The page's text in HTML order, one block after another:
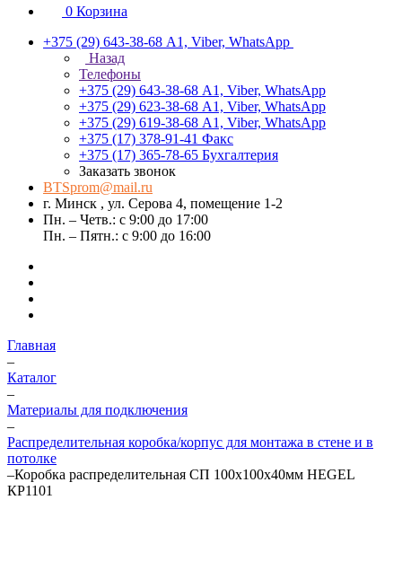
0 Корзина
+375 (29) 643-38-68 А1, Viber, WhatsApp
Назад
Телефоны
+375 (29) 643-38-68 А1, Viber, WhatsApp
+375 (29) 623-38-68 А1, Viber, WhatsApp
+375 (29) 619-38-68 А1, Viber, WhatsApp
+375 (17) 378-91-41 Факс
+375 (17) 365-78-65 Бухгалтерия
Заказать звонок
BTSprom@mail.ru
г. Минск , ул. Серова 4, помещение 1-2
Пн. – Четв.: с 9:00 до 17:00
Пн. – Пятн.: с 9:00 до 16:00
Главная
–
Каталог
–
Материалы для подключения
–
Распределительная коробка/корпус для монтажа в стене и в
потолке
–Коробка распределительная СП 100х100х40мм HEGEL
КР1101